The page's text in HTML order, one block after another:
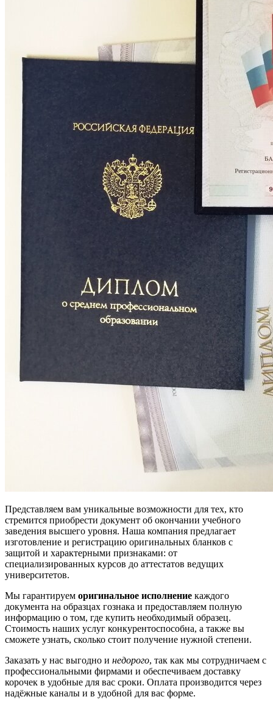
Представляем вам уникальные возможности для тех, кто
стремится приобрести документ об окончании учебного
заведения высшего уровня. Наша компания предлагает
изготовление и регистрацию оригинальных бланков с
защитой и характерными признаками: от
специализированных курсов до аттестатов ведущих
университетов.
Мы гарантируем оригинальное исполнение каждого
документа на образцах гознака и предоставляем полную
информацию о том, где купить необходимый образец.
Стоимость наших услуг конкурентоспособна, а также вы
сможете узнать, сколько стоит получение нужной степени.
Заказать у нас выгодно и недорого, так как мы сотрудничаем с
профессиональными фирмами и обеспечиваем доставку
корочек в удобные для вас сроки. Оплата производится через
надёжные каналы и в удобной для вас форме.